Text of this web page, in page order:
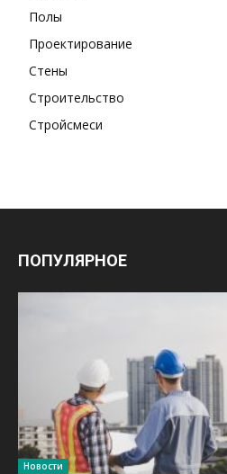
Полы
Проектирование
Стены
Строительство
Стройсмеси
ПОПУЛЯРНОЕ
Новости